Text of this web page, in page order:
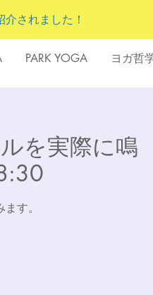
PARK YOGA ヨガ哲
介されました！
を実際に鳴
す。